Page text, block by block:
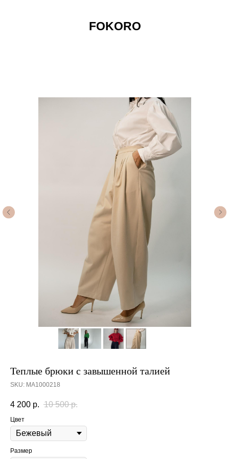
FOKORO
Теплые брюки с завышенной талией
SKU: МА1000218
4 200 р. 10 500 р.
Цвет
Размер